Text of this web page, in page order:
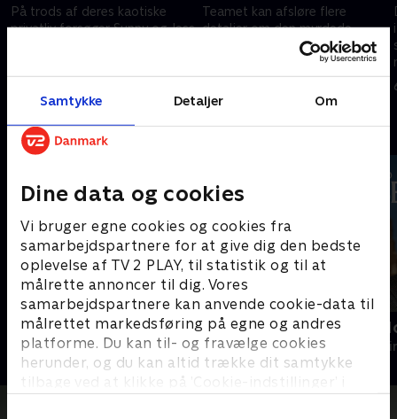
Samtykke Detaljer Om
Dine data og cookies
Vi bruger egne cookies og cookies fra
samarbejdspartnere for at give dig den bedste
oplevelse af TV 2 PLAY, til statistik og til at
målrette annoncer til dig. Vores
samarbejdspartnere kan anvende cookie-data til
målrettet markedsføring på egne og andres
platforme. Du kan til- og fravælge cookies
herunder, og du kan altid trække dit samtykke
tilbage ved at klikke på ’Cookie-indstillinger’ i
På trods af deres kaotiske
privatliv forsøger Sunny og Jess
Teamet kan afsløre flere
detaljer om den myrdede
Precious og hendes sønners
Andre så også
Mord på Mallorca
Krimi & Spænding • 2 sæsoner
Inspector
Krimi &